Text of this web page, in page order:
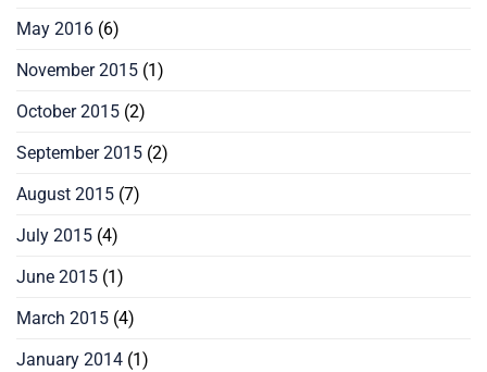
May 2016 (6)
November 2015 (1)
October 2015 (2)
September 2015 (2)
August 2015 (7)
July 2015 (4)
June 2015 (1)
March 2015 (4)
January 2014 (1)